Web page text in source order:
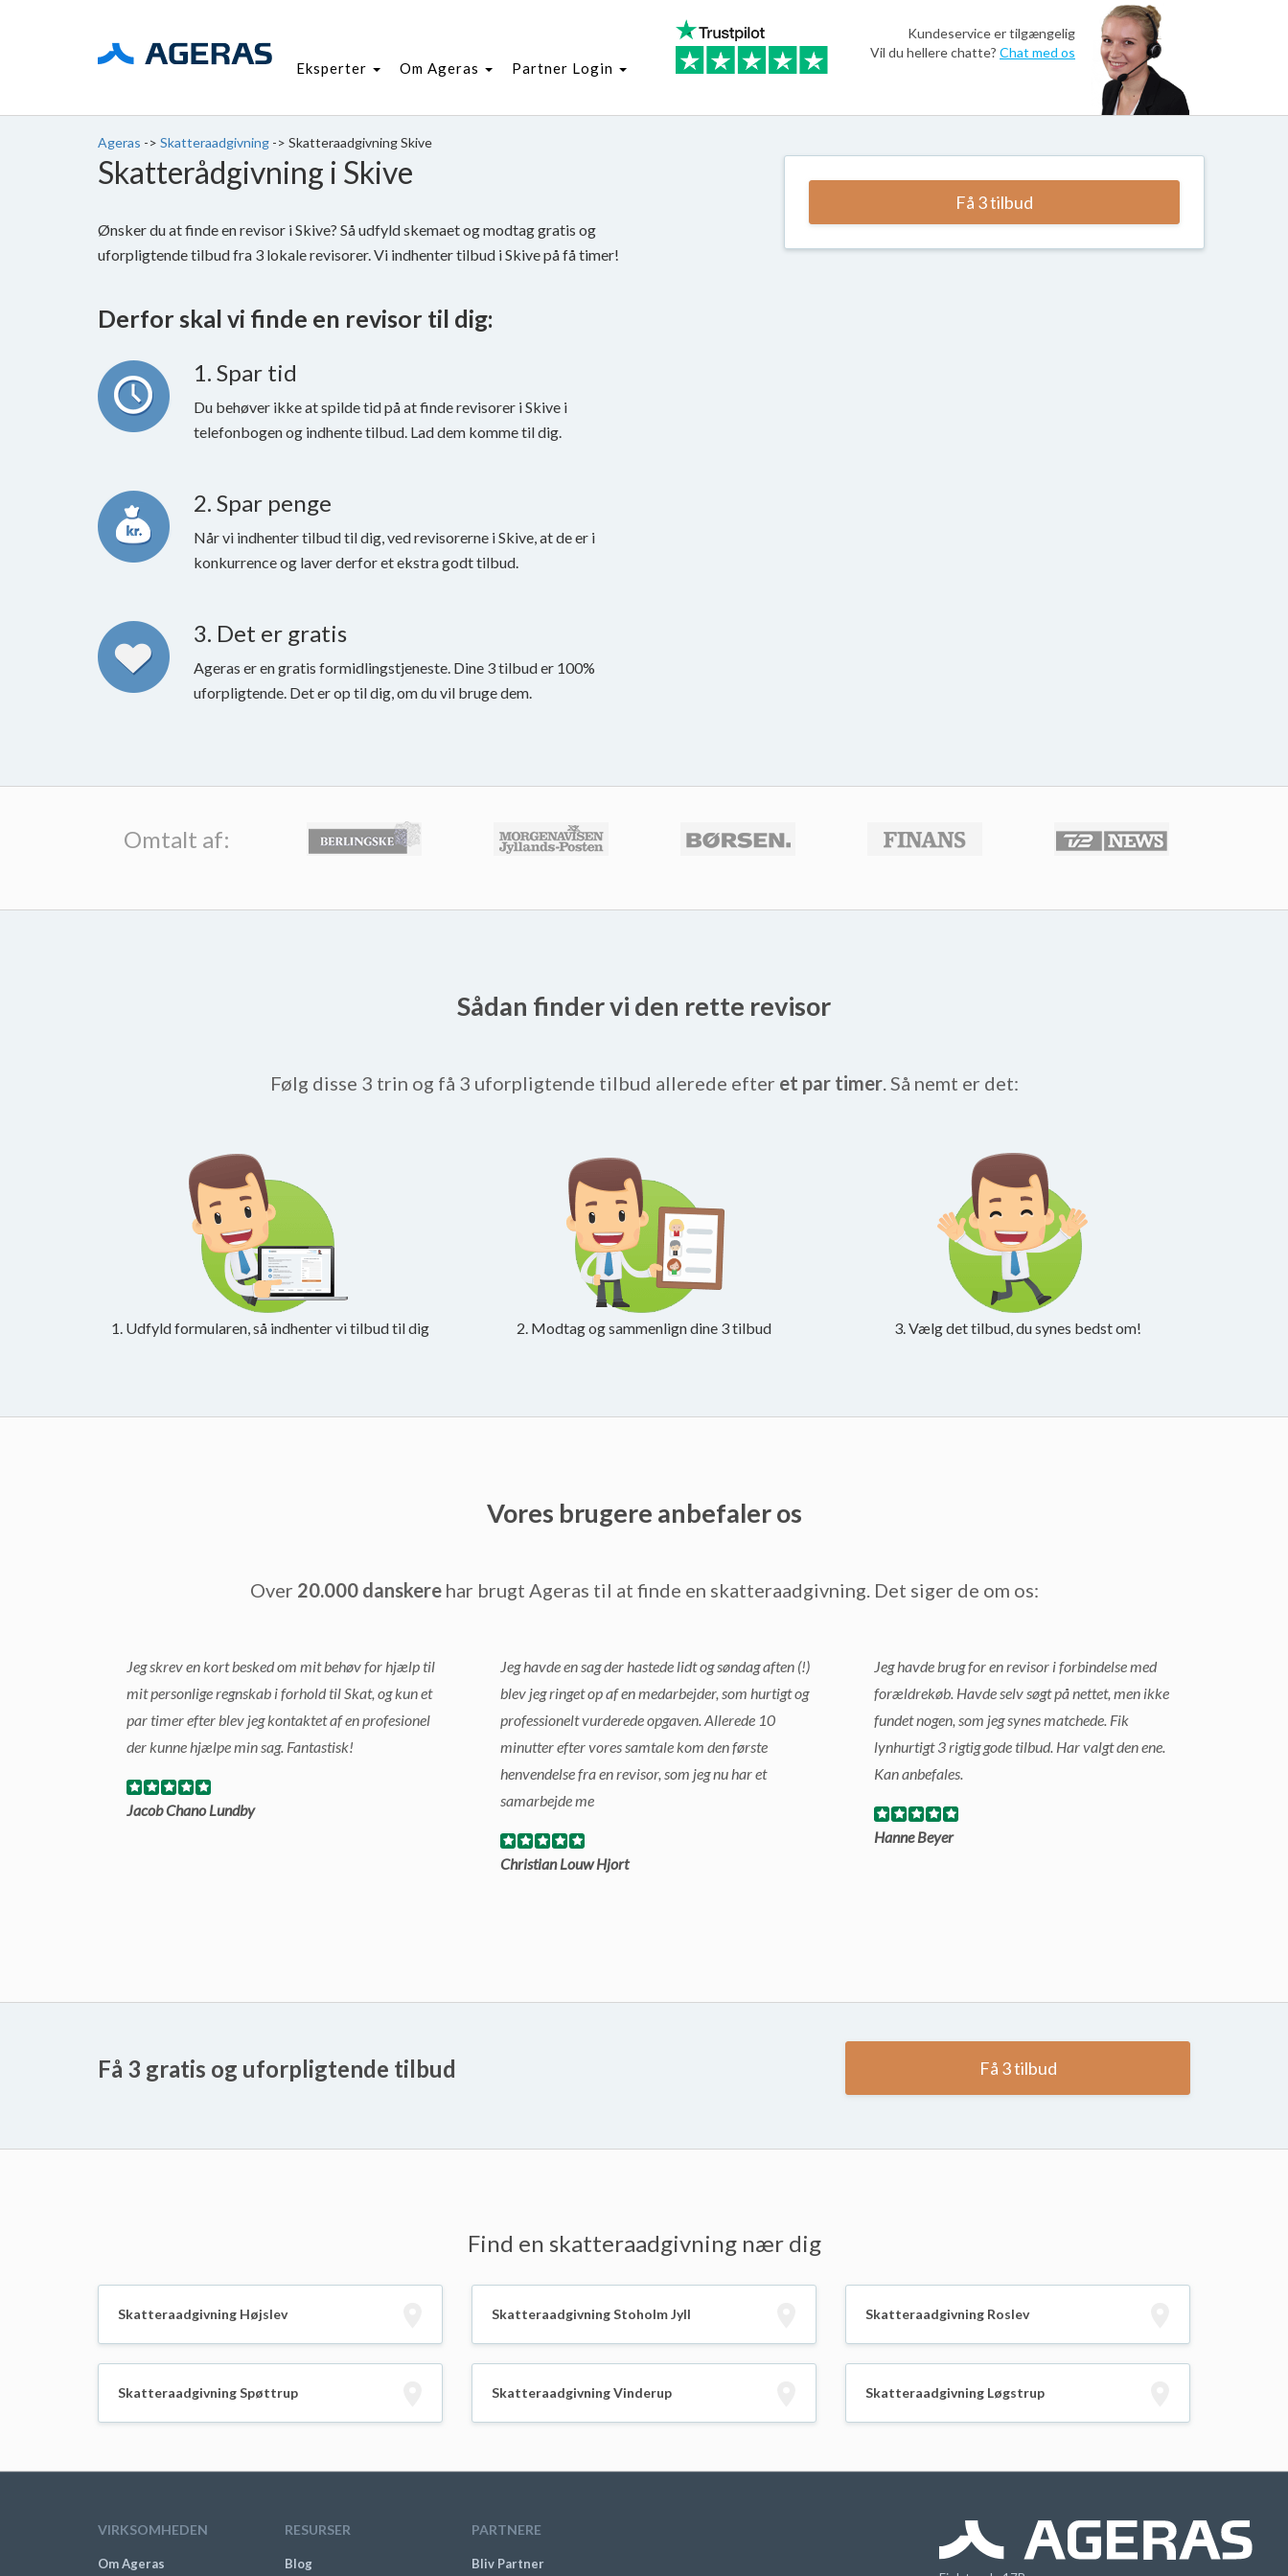
Eksperter Om Ageras Partner Login
Kundeservice er tilgængelig
Vil du hellere chatte? Chat med os
Ageras -> Skatteraadgivning -> Skatteraadgivning Skive
Skatterådgivning i Skive
Ønsker du at finde en revisor i Skive? Så udfyld skemaet og modtag gratis og
uforpligtende tilbud fra 3 lokale revisorer. Vi indhenter tilbud i Skive på få timer!
Få 3 tilbud
Derfor skal vi finde en revisor til dig:
1. Spar tid
Du behøver ikke at spilde tid på at finde revisorer i Skive i
telefonbogen og indhente tilbud. Lad dem komme til dig.
2. Spar penge
Når vi indhenter tilbud til dig, ved revisorerne i Skive, at de er i
konkurrence og laver derfor et ekstra godt tilbud.
3. Det er gratis
Ageras er en gratis formidlingstjeneste. Dine 3 tilbud er 100%
uforpligtende. Det er op til dig, om du vil bruge dem.
Omtalt af:
Sådan finder vi den rette revisor
Følg disse 3 trin og få 3 uforpligtende tilbud allerede efter et par timer. Så nemt er det:
1. Udfyld formularen, så indhenter vi tilbud til dig 2. Modtag og sammenlign dine 3 tilbud 3. Vælg det tilbud, du synes bedst om!
Vores brugere anbefaler os
Over 20.000 danskerehar brugt Ageras til at finde en skatteraadgivning. Det siger de om os:
Jeg skrev en kort besked om mit behøv for hjælp til
mit personlige regnskab i forhold til Skat, og kun et
par timer efter blev jeg kontaktet af en profesionel
der kunne hjælpe min sag. Fantastisk!
Jacob Chano Lundby
Jeg havde en sag der hastede lidt og søndag aften (!)
blev jeg ringet op af en medarbejder, som hurtigt og
professionelt vurderede opgaven. Allerede 10
minutter efter vores samtale kom den første
henvendelse fra en revisor, som jeg nu har et
samarbejde me
Christian Louw Hjort
Jeg havde brug for en revisor i forbindelse med
forældrekøb. Havde selv søgt på nettet, men ikke
fundet nogen, som jeg synes matchede. Fik
lynhurtigt 3 rigtig gode tilbud. Har valgt den ene.
Kan anbefales.
Hanne Beyer
Få 3 gratis og uforpligtende tilbud Få 3 tilbud
Find en skatteraadgivning nær dig
Skatteraadgivning Højslev Skatteraadgivning Stoholm Jyll Skatteraadgivning Roslev
Skatteraadgivning Spøttrup Skatteraadgivning Vinderup Skatteraadgivning Løgstrup
VIRKSOMHEDEN
Om Ageras
RESURSER
Blog
PARTNERE
Bliv Partner